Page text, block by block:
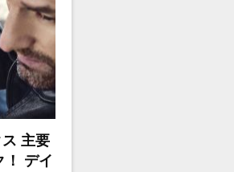
ス 主要
！ デイ